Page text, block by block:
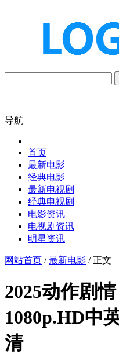
导航
首页
最新电影
经典电影
最新电视剧
经典电视剧
电影资讯
电视剧资讯
明星资讯
网站首页 /最新电影 / 正文
2025动作剧情
1080p.HD中
清